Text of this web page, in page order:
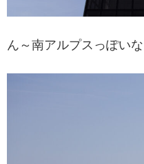
ん～南アルプスっぽいな